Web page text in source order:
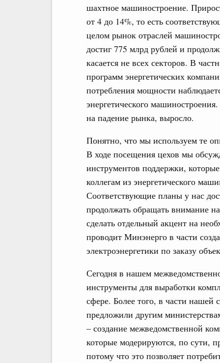
шахтное машиностроение.
от 4 до 14%, то есть
целом рынок отраслей
достиг 775 млрд рублей и
касается не всех секторов. В
программ энергетических
потребления мощности
энергетического
на падение рынка, выросло.
Понятно, что мы используем те
В ходе посещения цехов мы
инструментов поддержки,
коллегам из энергетического
Соответствующие планы у нас
продолжать обращать внимание
сделать отдельный акцент на
проводит Минэнерго в части
электроэнергетики по заказу
Сегодня в нашем
инструменты для выработки
сфере. Более того, в части
предложили другим
– создание межведомственной
которые модерируются, по сути,
потому что это позволяет